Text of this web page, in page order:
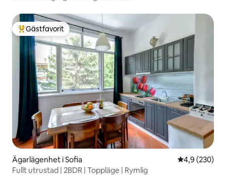
Populär gästfavorit
Gästfavorit
Ägarlägenhet i Sofia 4,9 av 5 i
4,9 (230)
Fullt utrustad | 2BDR | Toppläge | Rymlig